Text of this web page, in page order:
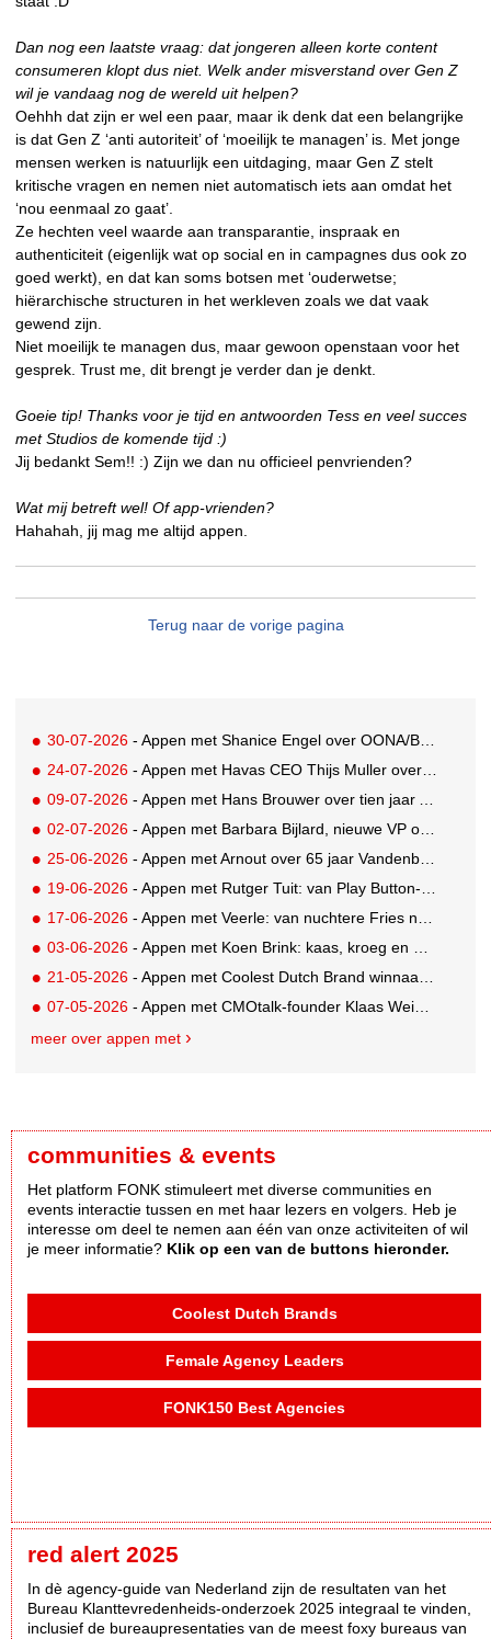
Dan nog een laatste vraag: dat jongeren alleen korte content
consumeren klopt dus niet. Welk ander misverstand over Gen Z
wil je vandaag nog de wereld uit helpen?
Oehhh dat zijn er wel een paar, maar ik denk dat een belangrijke
is dat Gen Z ‘anti autoriteit’ of ‘moeilijk te managen’ is. Met jonge
mensen werken is natuurlijk een uitdaging, maar Gen Z stelt
kritische vragen en nemen niet automatisch iets aan omdat het
‘nou eenmaal zo gaat’.
Ze hechten veel waarde aan transparantie, inspraak en
authenticiteit (eigenlijk wat op social en in campagnes dus ook zo
goed werkt), en dat kan soms botsen met ‘ouderwetse;
hiërarchische structuren in het werkleven zoals we dat vaak
gewend zijn.
Niet moeilijk te managen dus, maar gewoon openstaan voor het
gesprek. Trust me, dit brengt je verder dan je denkt.
Goeie tip! Thanks voor je tijd en antwoorden Tess en veel succes
met Studios de komende tijd :)
Jij bedankt Sem!! :) Zijn we dan nu officieel penvrienden?
Wat mij betreft wel! Of app-vrienden?
Hahahah, jij mag me altijd appen.
Terug naar de vorige pagina
30-07-2026 - Appen met Shanice Engel over OONA/BAAS' Human Influence Paper
24-07-2026 - Appen met Havas CEO Thijs Muller over de overname van SportVibes
09-07-2026 - Appen met Hans Brouwer over tien jaar A'DAM Toren
02-07-2026 - Appen met Barbara Bijlard, nieuwe VP of Clients bij DEPT
25-06-2026 - Appen met Arnout over 65 jaar Vandenbusken
19-06-2026 - Appen met Rutger Tuit: van Play Button-parkeerplaats tot Grand Prix-stem
17-06-2026 - Appen met Veerle: van nuchtere Fries naar Cannes-correspondent
03-06-2026 - Appen met Koen Brink: kaas, kroeg en Oranjegekte
21-05-2026 - Appen met Coolest Dutch Brand winnaar Caroline van Turennout (Zeeman)
07-05-2026 - Appen met CMOtalk-founder Klaas Weima: met volle zeilen naar de VS
meer over appen met
communities & events
Het platform FONK stimuleert met diverse communities en
events interactie tussen en met haar lezers en volgers. Heb je
interesse om deel te nemen aan één van onze activiteiten of wil
je meer informatie? Klik op een van de buttons hieronder.
Coolest Dutch Brands
Female Agency Leaders
FONK150 Best Agencies
red alert 2025
In dè agency-guide van Nederland zijn de resultaten van het
Bureau Klanttevredenheids-onderzoek 2025 integraal te vinden,
inclusief de bureaupresentaties van de meest foxy bureaus van